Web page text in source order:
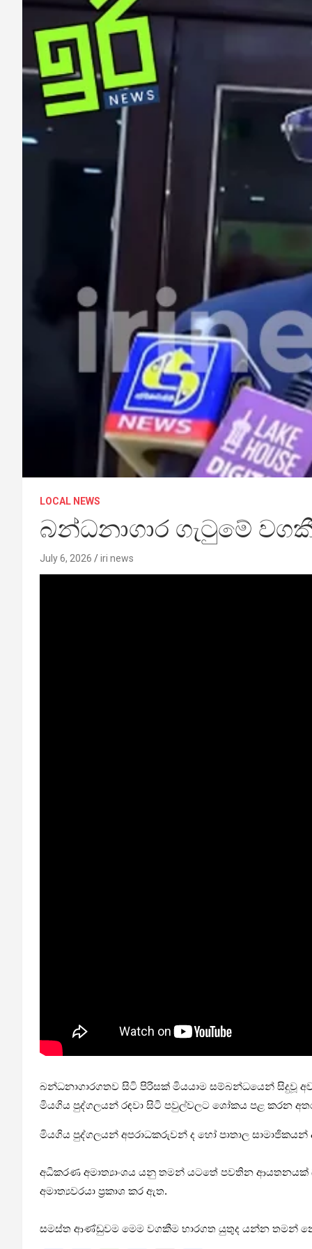
LOCAL NEWS
බන්ධනාගාර ගැටුමේ
July 6, 2026 iri news
බන්ධනාගාරගතව සිටි පිරිසක් මියයාම සම්බන්ධයෙන් සිදුවූ
මියගිය පුද්ගලයන් රඳවා සිටි පවුල්වලට ශෝකය පළ කරන
මියගිය පුද්ගලයන් අපරාධකරුවන් ද හෝ පාතාල
අධිකරණ අමාත්‍යාංශය යනු තමන් යටතේ පවතින ආයතනයක්
අමාත්‍යවරයා ප්‍රකාශ කර ඇත.
සමස්ත ආණ්ඩුවම මෙම වගකීම භාරගත යුතුද යන්න තමන්